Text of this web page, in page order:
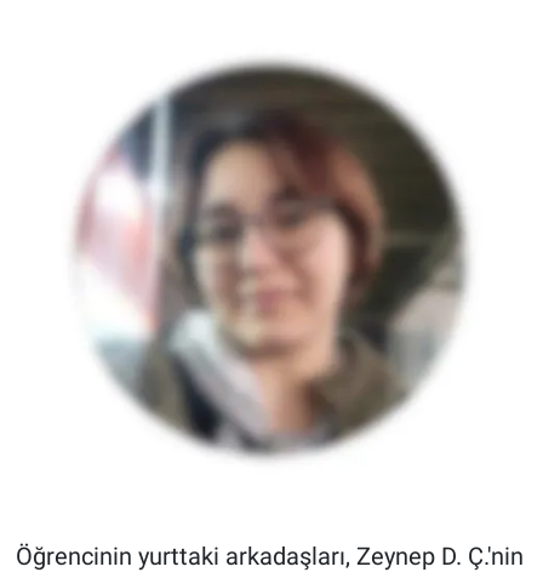
Öğrencinin yurttaki arkadaşları, Zeynep D. Ç.'nin